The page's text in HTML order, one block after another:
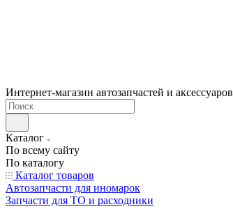
Интернет-магазин автозапчастей и аксессуаров
Каталог
По всему сайту
По каталогу
Каталог товаров
Автозапчасти для иномарок
Запчасти для ТО и расходники